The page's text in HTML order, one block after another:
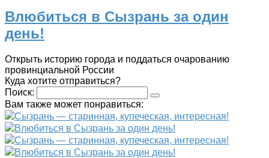
Влюбиться в Сызрань за один
день!
Открыть историю города и поддаться очарованию
провинциальной России
Куда хотите отправиться?
Поиск:
Вам также может понравиться:
Сызрань — старинная, купеческая, интересная!
Влюбиться в Сызрань за один день!
Сызрань — старинная, купеческая, интересная!
Влюбиться в Сызрань за один день!